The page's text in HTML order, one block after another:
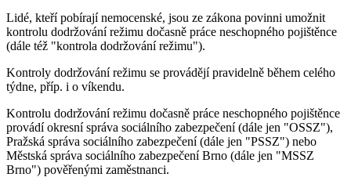
Lidé, kteří pobírají nemocenské, jsou ze zákona povinni umožnit
kontrolu dodržování režimu dočasně práce neschopného pojištěnce
(dále též "kontrola dodržování režimu").
Kontroly dodržování režimu se provádějí pravidelně během celého
týdne, příp. i o víkendu.
Kontrolu dodržování režimu dočasně práce neschopného pojištěnce
provádí okresní správa sociálního zabezpečení (dále jen "OSSZ"),
Pražská správa sociálního zabezpečení (dále jen "PSSZ") nebo
Městská správa sociálního zabezpečení Brno (dále jen "MSSZ
Brno") pověřenými zaměstnanci.